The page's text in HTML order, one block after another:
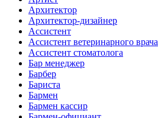
Архитектор
Архитектор-дизайнер
Ассистент
Ассистент ветеринарного врача
Ассистент стоматолога
Бар менеджер
Барбер
Бариста
Бармен
Бармен кассир